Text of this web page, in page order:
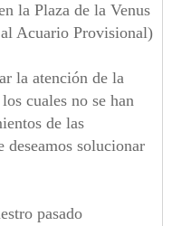
la Plaza de la Venus
Acuario Provisional)
la atención de la
cuales no se han
de las
deseamos solucionar
pasado